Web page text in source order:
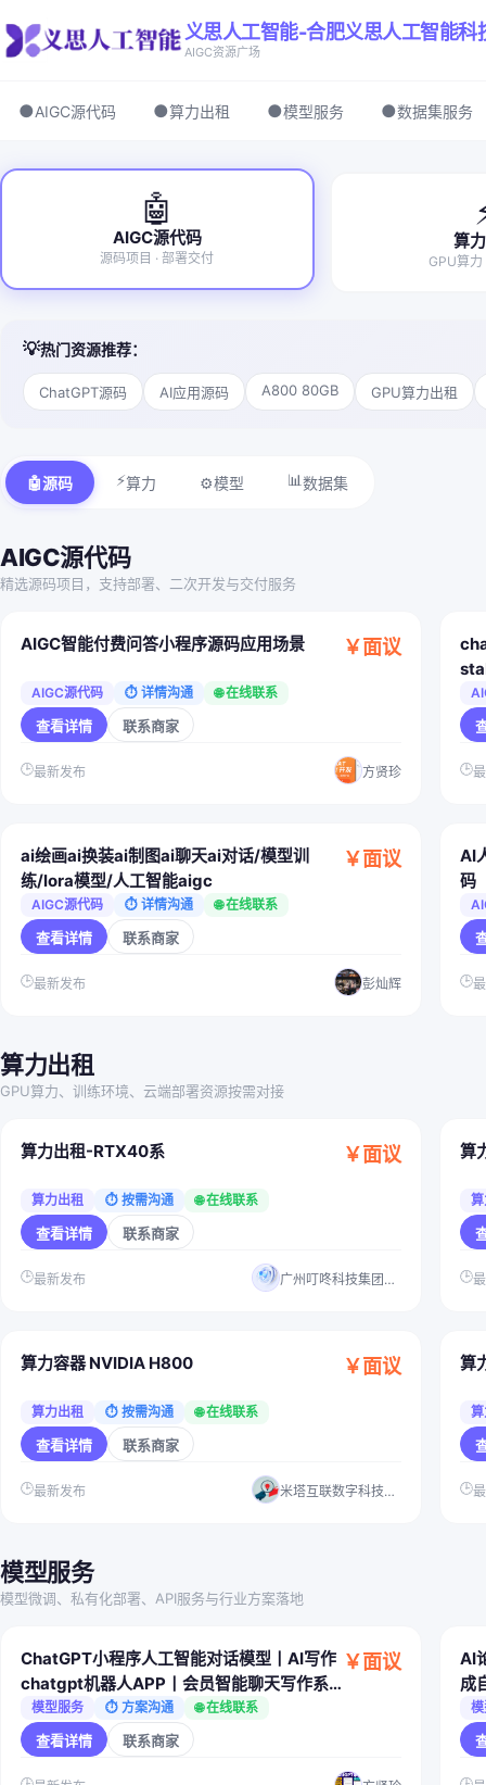
义思人工智能-合肥义思人工智能科
AIGC资源广场
●AIGC源代码 ●算力出租 ●模型服务 ●数据集服务
🤖
AIGC源代码
源码项目 · 部署交付
算
GPU算力
💡热门资源推荐：
ChatGPT源码 AI应用源码 A800 80GB GPU算力出租
🤖源码 ⚡算力 ⚙️模型 📊数据集
AIGC源代码
精选源码项目，支持部署、二次开发与交付服务
AIGC智能付费问答小程序源码应用场景 ￥面议
AIGC源代码 ⏱ 详情沟通 🌐 在线联系
查看详情 联系商家
🕒最新发布 方贤珍
练
🕒
ai绘画ai换装ai制图ai聊天ai对话/模型训
练/lora模型/人工智能aigc
￥面议
AIGC源代码 ⏱ 详情沟通 🌐 在线联系
查看详情 联系商家
🕒最新发布 彭灿辉
AI
码
🕒
算力出租
GPU算力、训练环境、云端部署资源按需对接
算力出租-RTX40系 ￥面议
算力出租 ⏱ 按需沟通 🌐 在线联系
查看详情 联系商家
🕒最新发布 广州叮咚科技集团有限公司
算
🕒
算力容器 NVIDIA H800 ￥面议
算力出租 ⏱ 按需沟通 🌐 在线联系
查看详情 联系商家
🕒最新发布 米塔互联数字科技（湛江）有限公司
算
🕒
模型服务
模型微调、私有化部署、API服务与行业方案落地
ChatGPT小程序人工智能对话模型丨AI写作
chatgpt机器人APP丨会员智能聊天写作系
统源码
￥面议
模型服务 ⏱ 方案沟通 🌐 在线联系
查看详情 联系商家
AI
成
置